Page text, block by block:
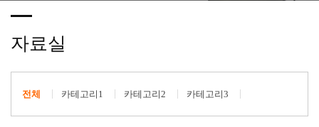
자료실
전체 카테고리1 카테고리2 카테고리3